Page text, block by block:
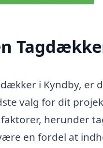
i Kyndby,
valg for dit
herunder
en fordel at